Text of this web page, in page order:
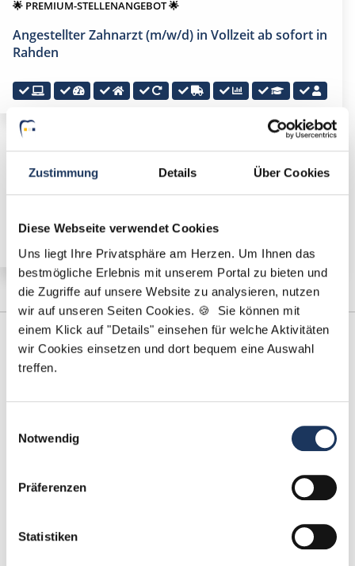
Zustimmung Details Über Cookies
Diese Webseite verwendet Cookies
Uns liegt Ihre Privatsphäre am Herzen. Um Ihnen das
bestmögliche Erlebnis mit unserem Portal zu bieten und
die Zugriffe auf unsere Website zu analysieren, nutzen
wir auf unseren Seiten Cookies. 🍪 Sie können mit
einem Klick auf "Details" einsehen für welche Aktivitäten
wir Cookies einsetzen und dort bequem eine Auswahl
treffen.
Notwendig
Präferenzen
Statistiken
🌟 PREMIUM-STELLENANGEBOT 🌟
Angestellter Zahnarzt (m/w/d) in Vollzeit ab sofort in
Rahden
Zusammen finden wir Ihre neue Traumstelle in